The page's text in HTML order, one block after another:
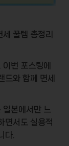
꿀템 총정리
번 포스팅에
드와 함께
면세
일본에서만 느
면서도 실용적
다.